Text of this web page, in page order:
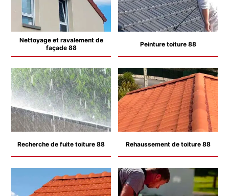
Nettoyage et ravalement de
façade 88
Peinture toiture 88
Recherche de fuite toiture 88 Rehaussement de toiture 88